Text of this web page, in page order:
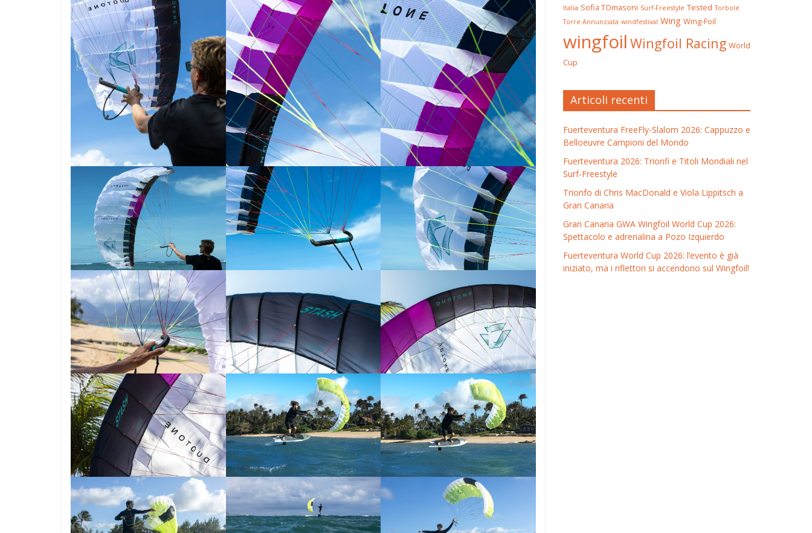
Italia Sofia TOmasoni Surf-Freestyle Tested Torbole
Torre Annunziata windfestival Wing Wing-Foil
wingfoil Wingfoil Racing World
Cup
Articoli recenti
Fuerteventura FreeFly-Slalom 2026: Cappuzzo e
Belloeuvre Campioni del Mondo
Fuerteventura 2026: Trionfi e Titoli Mondiali nel
Surf-Freestyle
Trionfo di Chris MacDonald e Viola Lippitsch a
Gran Canaria
Gran Canaria GWA Wingfoil World Cup 2026:
Spettacolo e adrenalina a Pozo Izquierdo
Fuerteventura World Cup 2026: l’evento è già
iniziato, ma i riflettori si accendono sul Wingfoil!